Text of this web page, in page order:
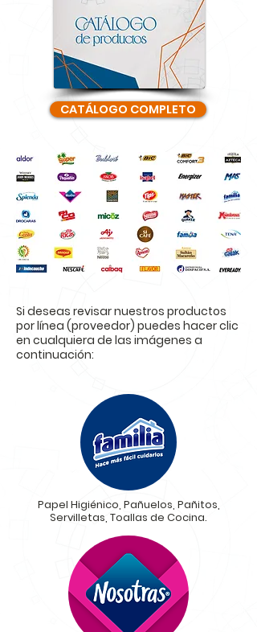
CATÁLOGO COMPLETO
Si deseas revisar nuestros productos
por línea (proveedor) puedes hacer clic
en cualquiera de las imágenes a
continuación:
Papel Higiénico, Pañuelos, Pañitos,
Servilletas, Toallas de Cocina.